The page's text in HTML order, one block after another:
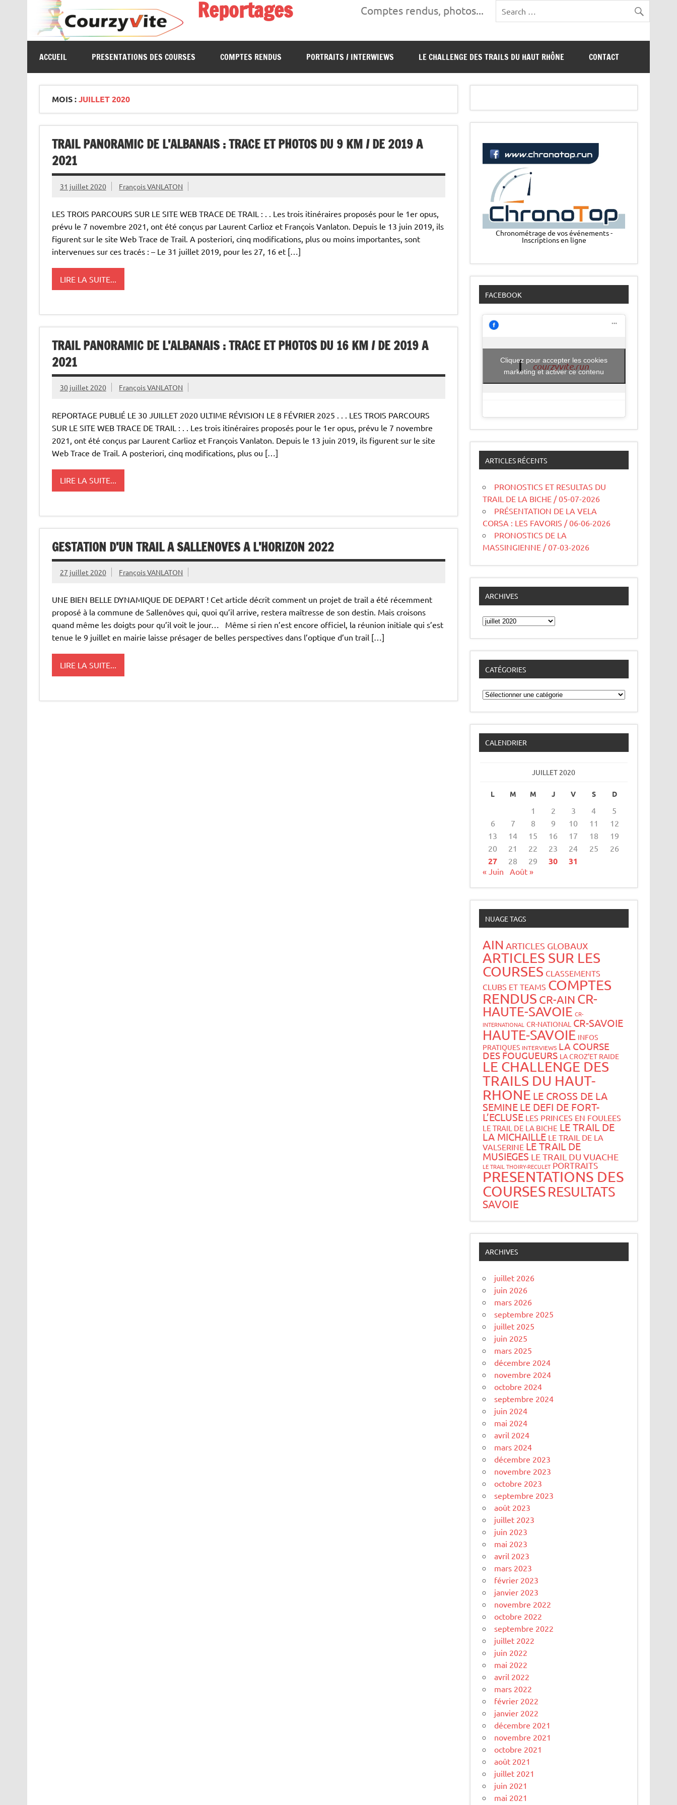
Reportages Comptes rendus, photos...
ACCUEIL PRESENTATIONS DES COURSES COMPTES RENDUS PORTRAITS / INTERWIEWS LE CHALLENGE DES TRAILS DU HAUT RHÔNE CONTACT
MOIS :JUILLET 2020
TRAIL PANORAMIC DE L’ALBANAIS : TRACE ET PHOTOS DU 9 KM / DE 2019 A
2021
31 juillet 2020 François VANLATON
LES TROIS PARCOURS SUR LE SITE WEB TRACE DE TRAIL : . . Les trois itinéraires proposés pour le 1er opus,
prévu le 7 novembre 2021, ont été conçus par Laurent Carlioz et François Vanlaton. Depuis le 13 juin 2019, ils
figurent sur le site Web Trace de Trail. A posteriori, cinq modifications, plus ou moins importantes, sont
intervenues sur ces tracés : – Le 31 juillet 2019, pour les 27, 16 et […]
LIRE LA SUITE...
TRAIL PANORAMIC DE L’ALBANAIS : TRACE ET PHOTOS DU 16 KM / DE 2019 A
2021
30 juillet 2020 François VANLATON
REPORTAGE PUBLIÉ LE 30 JUILLET 2020 ULTIME RÉVISION LE 8 FÉVRIER 2025 . . . LES TROIS PARCOURS
SUR LE SITE WEB TRACE DE TRAIL : . . Les trois itinéraires proposés pour le 1er opus, prévu le 7 novembre
2021, ont été conçus par Laurent Carlioz et François Vanlaton. Depuis le 13 juin 2019, ils figurent sur le site
Web Trace de Trail. A posteriori, cinq modifications, plus ou […]
LIRE LA SUITE...
GESTATION D’UN TRAIL A SALLENOVES A L’HORIZON 2022
27 juillet 2020 François VANLATON
UNE BIEN BELLE DYNAMIQUE DE DEPART ! Cet article décrit comment un projet de trail a été récemment
proposé à la commune de Sallenôves qui, quoi qu’il arrive, restera maîtresse de son destin. Mais croisons
quand même les doigts pour qu’il voit le jour… Même si rien n’est encore officiel, la réunion initiale qui s’est
tenue le 9 juillet en mairie laisse présager de belles perspectives dans l’optique d’un trail […]
LIRE LA SUITE...
Chronométrage de vos événements -
Inscriptions en ligne
FACEBOOK
courzyvite.run
Cliquez pour accepter les cookies
marketing et activer ce contenu
ARTICLES RÉCENTS
PRONOSTICS ET RESULTAS DU
TRAIL DE LA BICHE / 05-07-2026
PRÉSENTATION DE LA VELA
CORSA : LES FAVORIS / 06-06-2026
PRONOSTICS DE LA
MASSINGIENNE / 07-03-2026
ARCHIVES
Archives
CATÉGORIES
Catégories
CALENDRIER
JUILLET 2020
L M M J V S D
1 2 3 4
5
6
7 8 9 10 11
12
13
14 15 16 17 18
19
20
21 22 23 24 25 26
27 28 29 30 31
« Juin Août »
NUAGE TAGS
AIN ARTICLES GLOBAUX
ARTICLES SUR LES
COURSES CLASSEMENTS
CLUBS ET TEAMS COMPTES
RENDUS CR-AIN CR-
HAUTE-SAVOIE CR-
INTERNATIONAL CR-NATIONAL CR-SAVOIE
HAUTE-SAVOIE INFOS
PRATIQUES INTERVIEWS LA COURSE
DES FOUGUEURS LA CROZ’ET RAIDE
LE CHALLENGE DES
TRAILS DU HAUT-
RHONE LE CROSS DE LA
SEMINE LE DEFI DE FORT-
L’ECLUSE LES PRINCES EN FOULEES
LE TRAIL DE LA BICHE LE TRAIL DE
LA MICHAILLE LE TRAIL DE LA
VALSERINE LE TRAIL DE
MUSIEGES LE TRAIL DU VUACHE
LE TRAIL THOIRY-RECULET PORTRAITS
PRESENTATIONS DES
COURSESRESULTATS
SAVOIE
ARCHIVES
juillet 2026
juin 2026
mars 2026
septembre 2025
juillet 2025
juin 2025
mars 2025
décembre 2024
novembre 2024
octobre 2024
septembre 2024
juin 2024
mai 2024
avril 2024
mars 2024
décembre 2023
novembre 2023
octobre 2023
septembre 2023
août 2023
juillet 2023
juin 2023
mai 2023
avril 2023
mars 2023
février 2023
janvier 2023
novembre 2022
octobre 2022
septembre 2022
juillet 2022
juin 2022
mai 2022
avril 2022
mars 2022
février 2022
janvier 2022
décembre 2021
novembre 2021
octobre 2021
août 2021
juillet 2021
juin 2021
mai 2021